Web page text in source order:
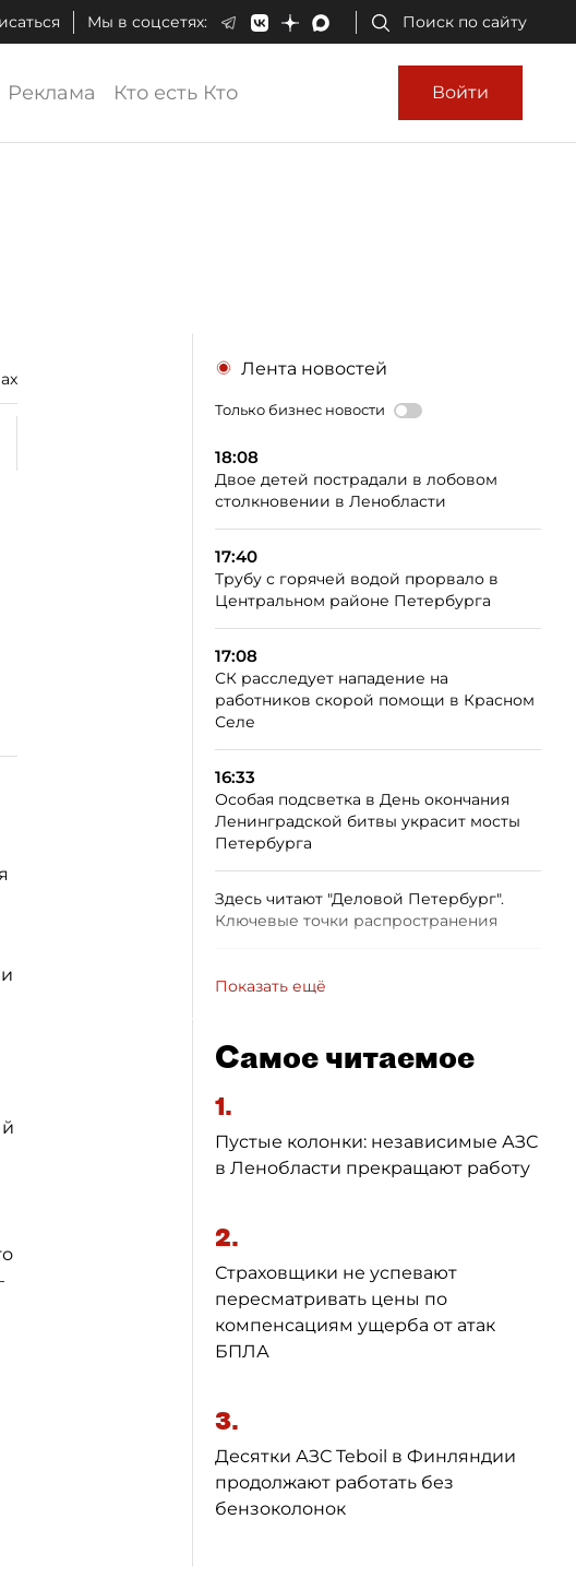
Мы в соцсетях: Поиск по сайту
Реклама Кто есть Кто Войти
Лента новостей
Только бизнес новости
18:08
Двое детей пострадали в лобовом
столкновении в Ленобласти
17:40
Трубу с горячей водой прорвало в
Центральном районе Петербурга
17:08
СК расследует нападение на
работников скорой помощи в Красном
Селе
16:33
Особая подсветка в День окончания
Ленинградской битвы украсит мосты
Петербурга
Здесь читают "Деловой Петербург".
Ключевые точки распространения
Показать ещё
Самое читаемое
1.
Пустые колонки: независимые АЗС
в Ленобласти прекращают работу
2.
Страховщики не успевают
пересматривать цены по
компенсациям ущерба от атак
БПЛА
3.
Десятки АЗС Teboil в Финляндии
продолжают работать без
бензоколонок